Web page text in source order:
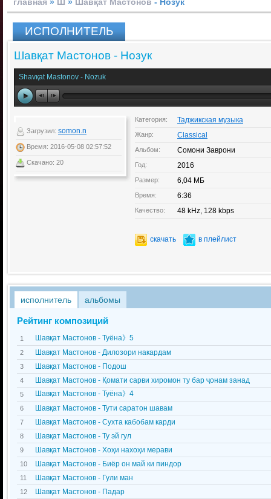
ИСПОЛНИТЕЛЬ
Шавқат Мастонов - Нозук
Shavқat Mastonov - Nozuk
Загрузил: somon.n
Время: 2016-05-08 02:57:52
Скачано: 20
Категория: Таджикская музыка
Жанр: Classical
Альбом: Сомони Заврони
Год: 2016
Размер: 6,04 МБ
Время: 6:36
Качество: 48 kHz, 128 kbps
скачать в плейлист
исполнитель альбомы
Рейтинг композиций
1 Шавқат Мастонов - Туёна》5
2 Шавқат Мастонов - Дилозори накардам
3 Шавқат Мастонов - Подош
4 Шавқат Мастонов - Қомати сарви хиромон ту бар ҷонам занад
5 Шавқат Мастонов - Туёна》4
6 Шавқат Мастонов - Тути саратон шавам
7 Шавқат Мастонов - Сухта кабобам карди
8 Шавқат Мастонов - Ту эй гул
9 Шавқат Мастонов - Хоҳи нахоҳи мерави
10 Шавқат Мастонов - Биёр он май ки пиндор
11 Шавқат Мастонов - Гули ман
12 Шавқат Мастонов - Падар